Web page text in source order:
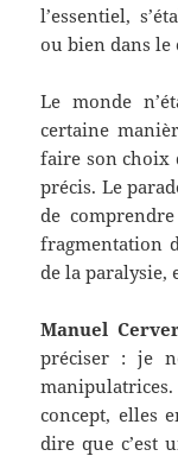
l’essentiel,
ou bien dans le
Le monde
certaine
faire son choix
précis. Le
de
fragmentation
de la paralysie,
Manuel
préciser : je
concept, elles
dire que c’est